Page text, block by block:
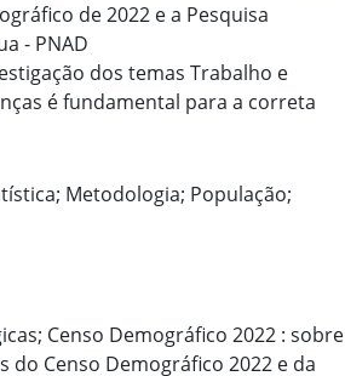
de 2022 e a Pesquisa
- PNAD
dos temas Trabalho e
é fundamental para a correta
Metodologia; População;
Censo Demográfico 2022 : sobre
Censo Demográfico 2022 e da